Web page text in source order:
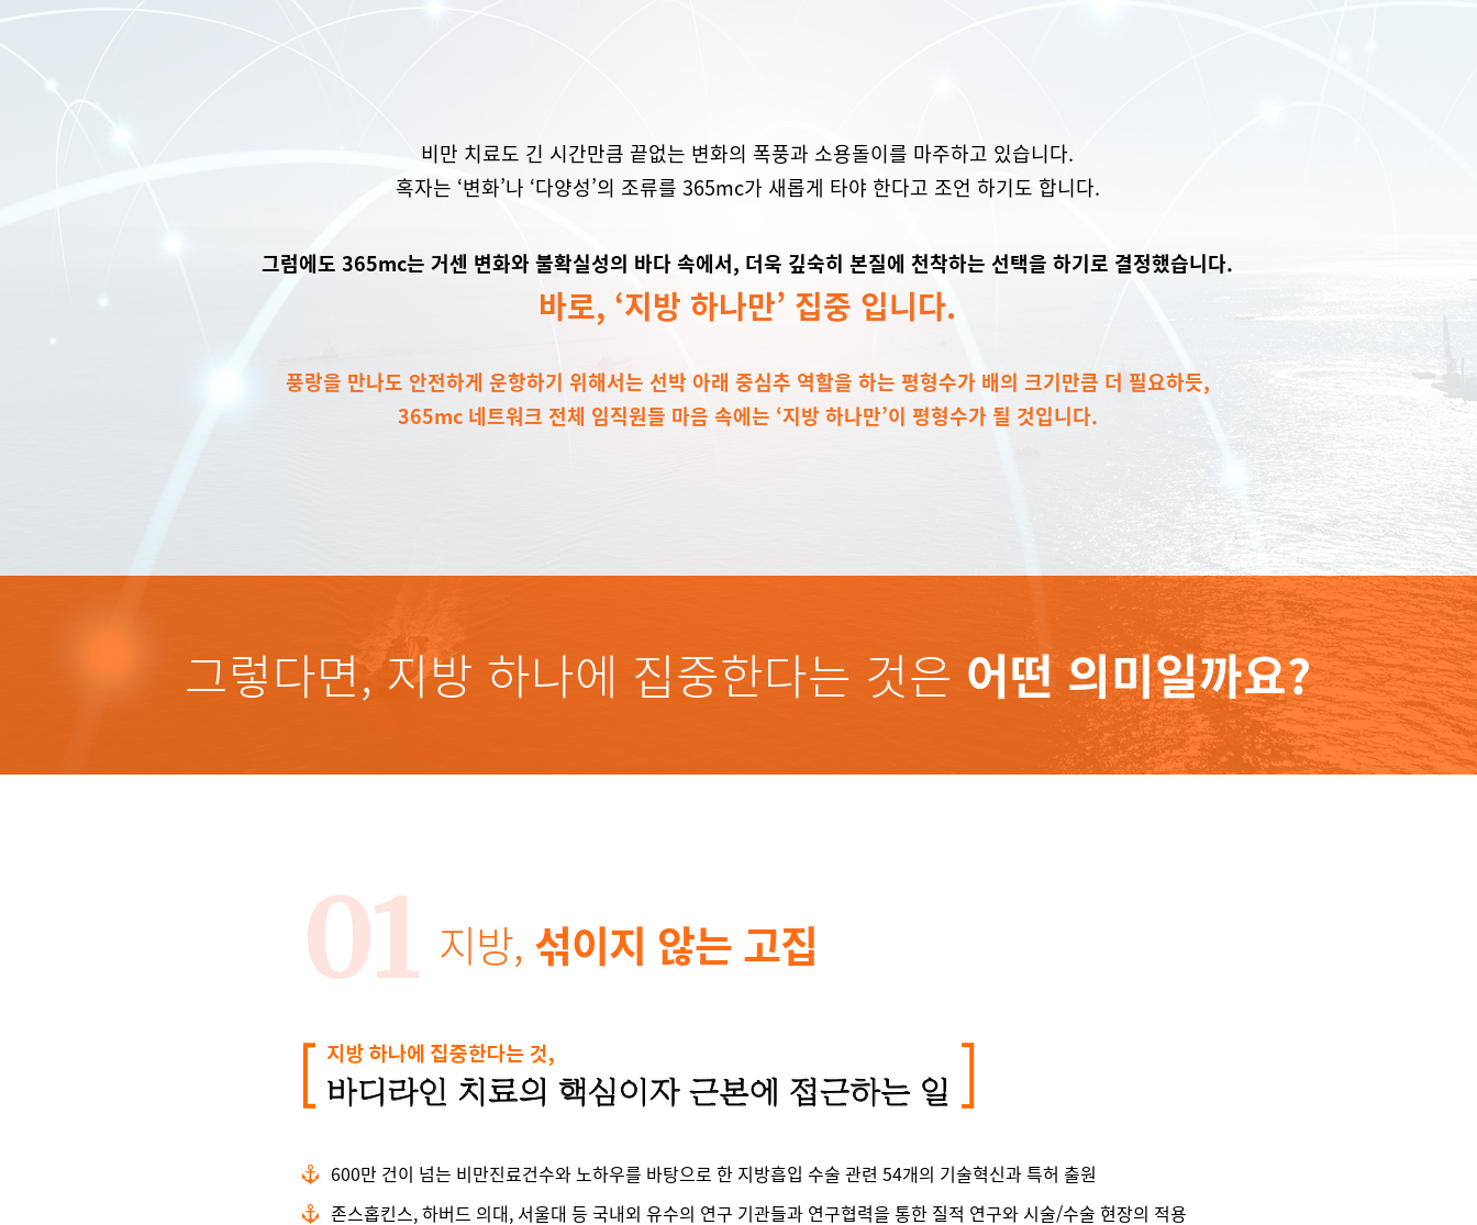
비만 치료도 긴 시간만큼 끝없는 변화의 폭풍과 소용돌이를 마주하고 있습니다.
혹자는 ‘변화’나 ‘다양성’의 조류를 365mc가 새롭게 타야 한다고 조언 하기도 합니다.
그럼에도 365mc는 거센 변화와 불확실성의 바다 속에서, 더욱 깊숙히 본질에 천착하는 선택을 하기로 결정했습니다.
바로, ‘지방 하나만’ 집중 입니다.
풍랑을 만나도 안전하게 운항하기 위해서는 선박 아래 중심추 역할을 하는 평형수가 배의 크기만큼 더 필요하듯,
365mc 네트워크 전체 임직원들 마음 속에는 ‘지방 하나만’이 평형수가 될 것입니다.
그렇다면, 지방 하나에 집중한다는 것은 어떤 의미일까요?
01 지방, 섞이지 않는 고집
600만 건이 넘는 비만진료건수와 노하우를 바탕으로 한 지방흡입 수술 관련 54개의 기술혁신과 특허 출원
존스홉킨스, 하버드 의대, 서울대 등 국내외 유수의 연구 기관들과 연구협력을 통한 질적 연구와 시술/수술 현장의 적용